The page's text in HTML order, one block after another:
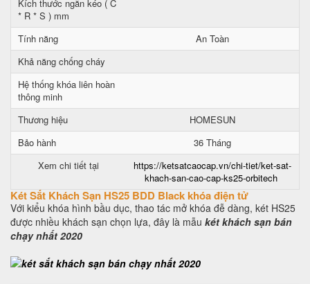
Kích thước ngăn kéo ( C
* R * S ) mm
Tính năng
An Toàn
Khả năng chống cháy
Hệ thống khóa liên hoàn
thông minh
Thương hiệu
HOMESUN
Bảo hành
36 Tháng
Xem chi tiết tại
https://ketsatcaocap.vn/chi-tiet/ket-sat-
khach-san-cao-cap-ks25-orbitech
Két Sắt Khách Sạn HS25 BDD Black khóa điện tử
Với kiểu khóa hình bầu dục, thao tác mở khóa đễ dàng, két HS25
được nhiều khách sạn chọn lựa, đây là mẫu két khách sạn bán
chạy nhất 2020